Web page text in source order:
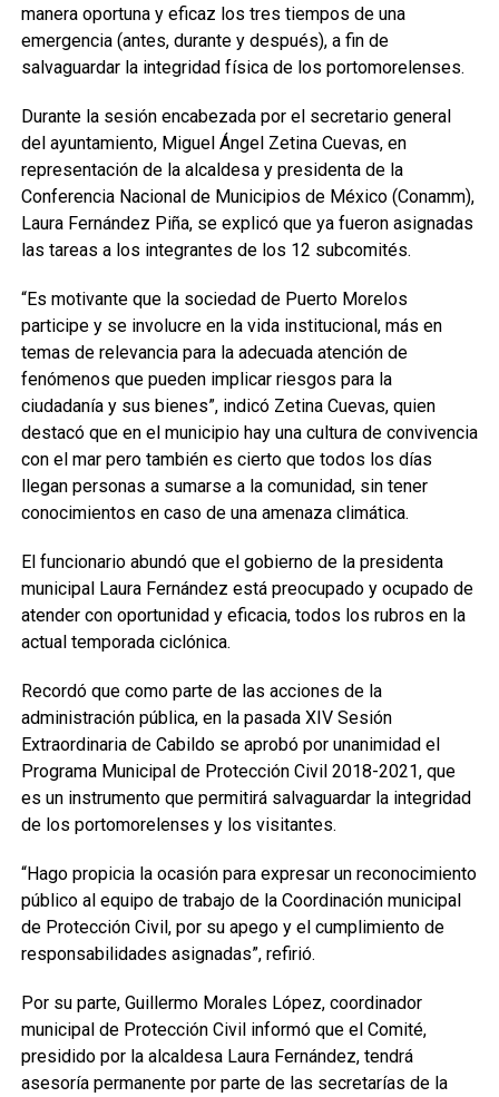
manera oportuna y eficaz los tres tiempos de una
emergencia (antes, durante y después), a fin de
salvaguardar la integridad física de los portomorelenses.
Durante la sesión encabezada por el secretario general
del ayuntamiento, Miguel Ángel Zetina Cuevas, en
representación de la alcaldesa y presidenta de la
Conferencia Nacional de Municipios de México (Conamm),
Laura Fernández Piña, se explicó que ya fueron asignadas
las tareas a los integrantes de los 12 subcomités.
“Es motivante que la sociedad de Puerto Morelos
participe y se involucre en la vida institucional, más en
temas de relevancia para la adecuada atención de
fenómenos que pueden implicar riesgos para la
ciudadanía y sus bienes”, indicó Zetina Cuevas, quien
destacó que en el municipio hay una cultura de convivencia
con el mar pero también es cierto que todos los días
llegan personas a sumarse a la comunidad, sin tener
conocimientos en caso de una amenaza climática.
El funcionario abundó que el gobierno de la presidenta
municipal Laura Fernández está preocupado y ocupado de
atender con oportunidad y eficacia, todos los rubros en la
actual temporada ciclónica.
Recordó que como parte de las acciones de la
administración pública, en la pasada XIV Sesión
Extraordinaria de Cabildo se aprobó por unanimidad el
Programa Municipal de Protección Civil 2018-2021, que
es un instrumento que permitirá salvaguardar la integridad
de los portomorelenses y los visitantes.
“Hago propicia la ocasión para expresar un reconocimiento
público al equipo de trabajo de la Coordinación municipal
de Protección Civil, por su apego y el cumplimiento de
responsabilidades asignadas”, refirió.
Por su parte, Guillermo Morales López, coordinador
municipal de Protección Civil informó que el Comité,
presidido por la alcaldesa Laura Fernández, tendrá
asesoría permanente por parte de las secretarías de la